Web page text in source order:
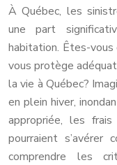
À Québec, les
une part
habitation. Êtes-vous
vous protège
la vie à Québec?
en plein hiver,
appropriée, les
pourraient s’avérer
comprendre les